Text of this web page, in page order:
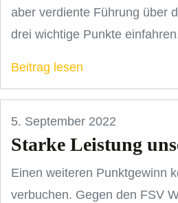
aber verdiente Führung über
drei wichtige Punkte
Beitrag lesen
5. September 2022
Starke Leistung
Einen weiteren Punktgewinn
verbuchen. Gegen den FSV